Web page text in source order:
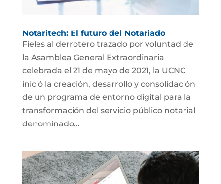
Notaritech: El futuro del Notariado
Fieles al derrotero trazado por voluntad de
la Asamblea General Extraordinaria
celebrada el 21 de mayo de 2021, la UCNC
inició la creación, desarrollo y consolidación
de un programa de entorno digital para la
transformación del servicio público notarial
denominado...